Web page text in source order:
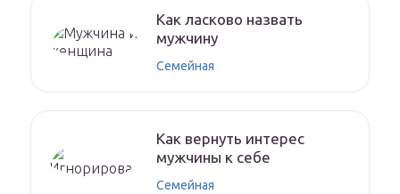
Как ласково назвать
мужчину
Семейная
Как вернуть интерес
мужчины к себе
Семейная